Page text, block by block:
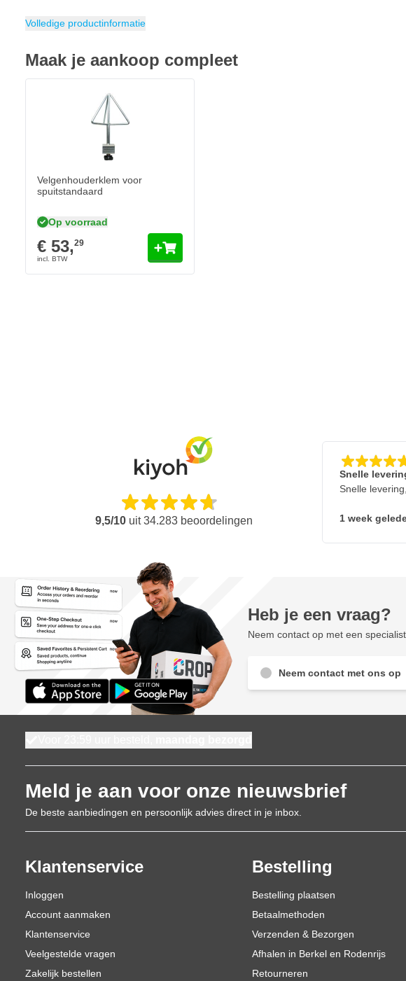
Kenmerken van de FINIXA spuitstandaard
Geschikt voor het spuiten van grote onderdelen en carrosseriedelen
Voorzien van 2 beschermdragers van elk 990mm lengte, onafhankelijk in hoogte
van 770mm tot 1150mm
Afstand tussen beide dragers bedraagt 660mm
Gewicht: 27kg
Volledige productinformatie
Maak je aankoop compleet
Velgenhouderklem voor
spuitstandaard
Op voorraad
€ 53,29
9,5/10uit34.283beoordelingen
Snelle
Snelle
1 week
Heb je een vraag?
Neem contact op met een specialist
Neem contact met ons op
Meld je aan voor onze nieuwsbrief
De beste aanbiedingen en persoonlijk advies direct in je inbox.
Klantenservice
Inloggen
Account aanmaken
Klantenservice
Veelgestelde vragen
Zakelijk bestellen
Bestelling
Bestelling plaatsen
Betaalmethoden
Verzenden & Bezorgen
Afhalen in Berkel en Rodenrijs
Retourneren